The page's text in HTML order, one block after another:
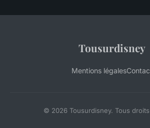
Tousurdisney
Mentions légales
© 2026 Tousurdisney. Tous